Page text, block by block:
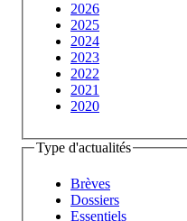
2026
2025
2024
2023
2022
2021
2020
Type d'actualités
Brèves
Dossiers
Essentiels